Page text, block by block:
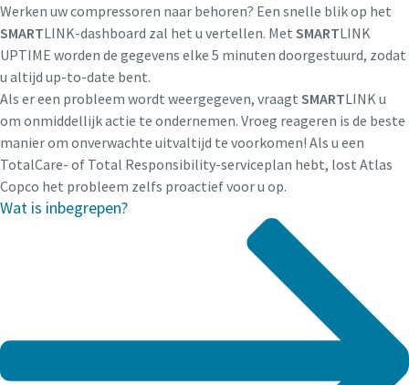
Werken uw compressoren naar behoren? Een snelle blik op het
SMARTLINK-dashboard zal het u vertellen. Met SMARTLINK
UPTIME worden de gegevens elke 5 minuten doorgestuurd, zodat
u altijd up-to-date bent.
Als er een probleem wordt weergegeven, vraagt SMARTLINK u
om onmiddellijk actie te ondernemen. Vroeg reageren is de beste
manier om onverwachte uitvaltijd te voorkomen! Als u een
TotalCare- of Total Responsibility-serviceplan hebt, lost Atlas
Copco het probleem zelfs proactief voor u op.
Wat is inbegrepen?